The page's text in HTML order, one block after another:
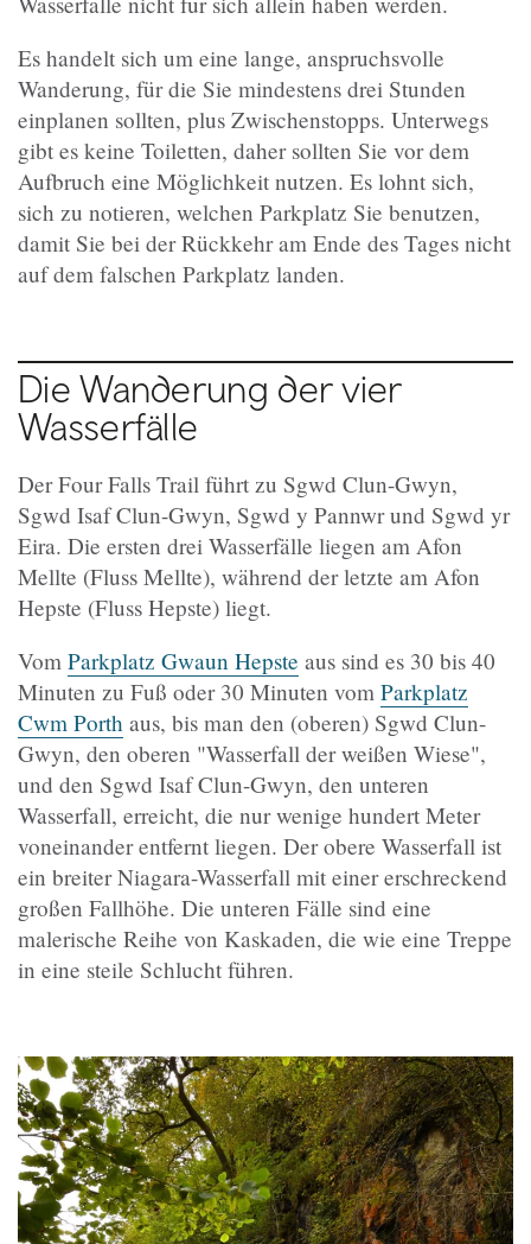
Es handelt sich um eine lange, anspruchsvolle
Wanderung, für die Sie mindestens drei Stunden
einplanen sollten, plus Zwischenstopps. Unterwegs
gibt es keine Toiletten, daher sollten Sie vor dem
Aufbruch eine Möglichkeit nutzen. Es lohnt sich,
sich zu notieren, welchen Parkplatz Sie benutzen,
damit Sie bei der Rückkehr am Ende des Tages nicht
auf dem falschen Parkplatz landen.
Die Wanderung der vier
Wasserfälle
Der Four Falls Trail führt zu Sgwd Clun-Gwyn,
Sgwd Isaf Clun-Gwyn, Sgwd y Pannwr und Sgwd yr
Eira. Die ersten drei Wasserfälle liegen am Afon
Mellte (Fluss Mellte), während der letzte am Afon
Hepste (Fluss Hepste) liegt.
Vom Parkplatz Gwaun Hepste aus sind es 30 bis 40
Minuten zu Fuß oder 30 Minuten vom Parkplatz
Cwm Porth aus, bis man den (oberen) Sgwd Clun-
Gwyn, den oberen "Wasserfall der weißen Wiese",
und den Sgwd Isaf Clun-Gwyn, den unteren
Wasserfall, erreicht, die nur wenige hundert Meter
voneinander entfernt liegen. Der obere Wasserfall ist
ein breiter Niagara-Wasserfall mit einer erschreckend
großen Fallhöhe. Die unteren Fälle sind eine
malerische Reihe von Kaskaden, die wie eine Treppe
in eine steile Schlucht führen.